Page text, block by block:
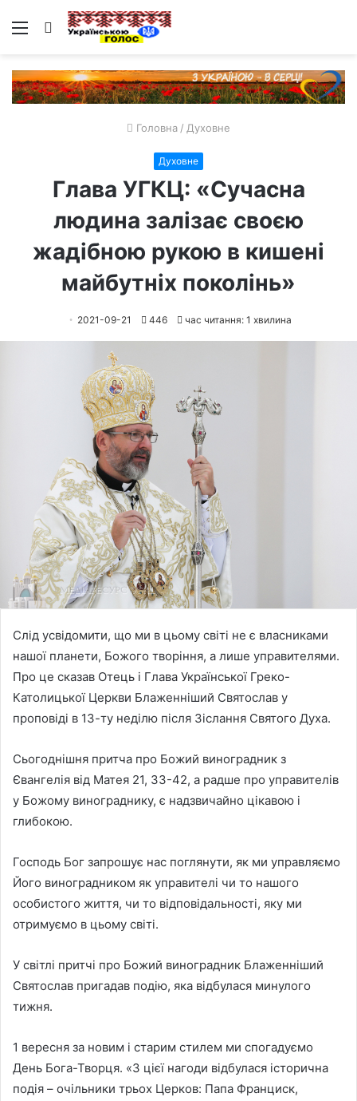
Меню Пошук
Головна / Духовне
Духовне
Глава УГКЦ: «Сучасна
людина залізає своєю
жадібною рукою в кишені
майбутніх поколінь»
2021-09-21 446 час читання: 1 хвилина
Слід усвідомити, що ми в цьому світі не є власниками
нашої планети, Божого творіння, а лише управителями.
Про це сказав Отець і Глава Української Греко-
Католицької Церкви Блаженніший Святослав у
проповіді в 13-ту неділю після Зіслання Святого Духа.
Сьогоднішня притча про Божий виноградник з
Євангелія від Матея 21, 33-42, а радше про управителів
у Божому винограднику, є надзвичайно цікавою і
глибокою.
Господь Бог запрошує нас поглянути, як ми управляємо
Його виноградником як управителі чи то нашого
особистого життя, чи то відповідальності, яку ми
отримуємо в цьому світі.
У світлі притчі про Божий виноградник Блаженніший
Святослав пригадав подію, яка відбулася минулого
тижня.
1 вересня за новим і старим стилем ми спогадуємо
День Бога-Творця. «З цієї нагоди відбулася історична
подія – очільники трьох Церков: Папа Франциск,